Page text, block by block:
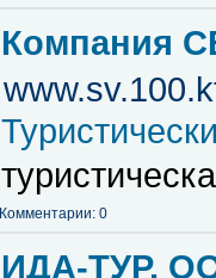
Компания
Комментарии: 0
ИДА-ТУР,